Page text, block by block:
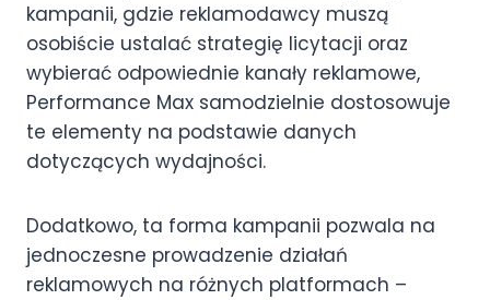
kampanii, gdzie reklamodawcy muszą
osobiście ustalać strategię licytacji oraz
wybierać odpowiednie kanały reklamowe,
Performance Max samodzielnie dostosowuje
te elementy na podstawie danych
dotyczących wydajności.
Dodatkowo, ta forma kampanii pozwala na
jednoczesne prowadzenie działań
reklamowych na różnych platformach –